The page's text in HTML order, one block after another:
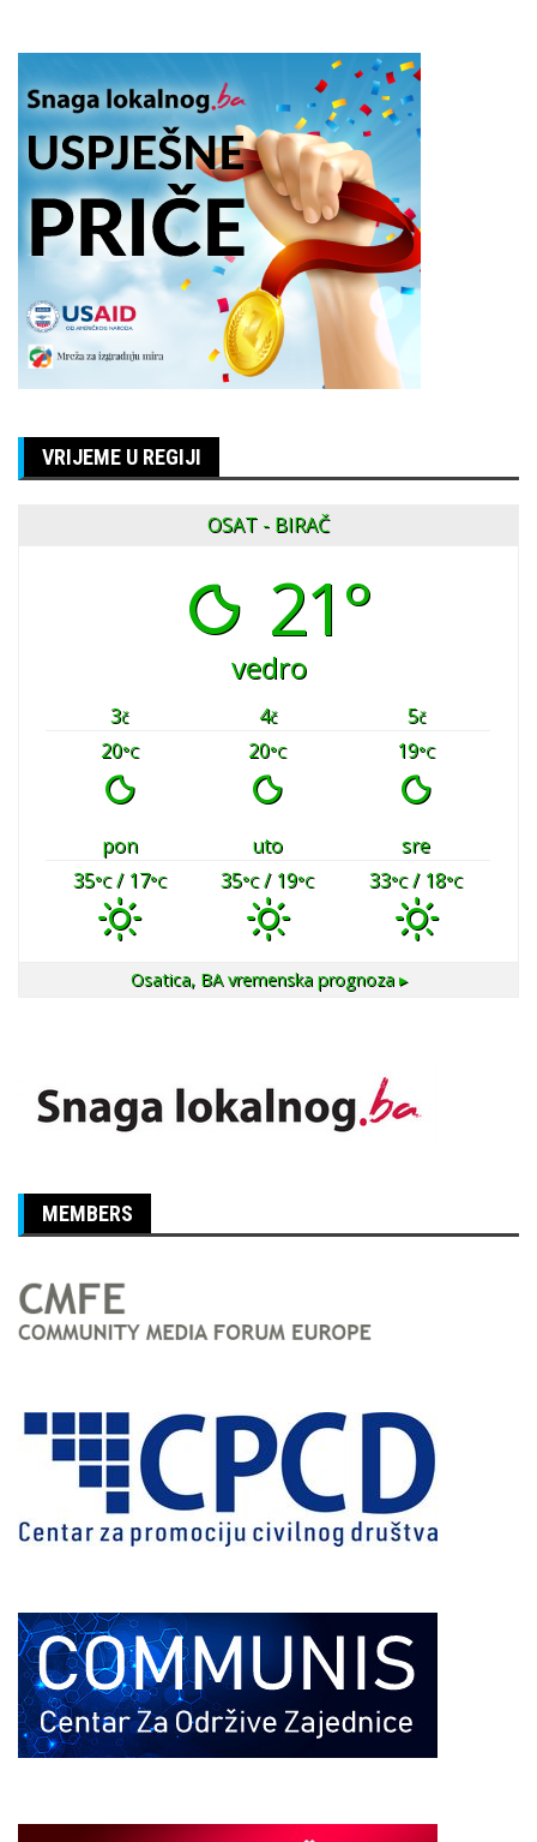
VRIJEME U REGIJI
OSAT - BIRAČ
21°
vedro
3č 4č 5č
20°C 20°C 19°C
pon uto
sre
35°C/ 17°C 35°C/ 19°C 33°C/ 18°C
Osatica, BAvremenska prognoza ▸
MEMBERS